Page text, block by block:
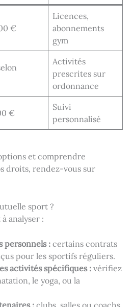
€
Licences,
abonnements
gym
Activités
prescrites sur
ordonnance
€
Suivi
personnalisé
et comprendre
droits, rendez-vous sur
sport ?
analyser :
personnels : certains contrats
pour les sportifs réguliers.
activités spécifiques :vérifiez
le yoga, ou la